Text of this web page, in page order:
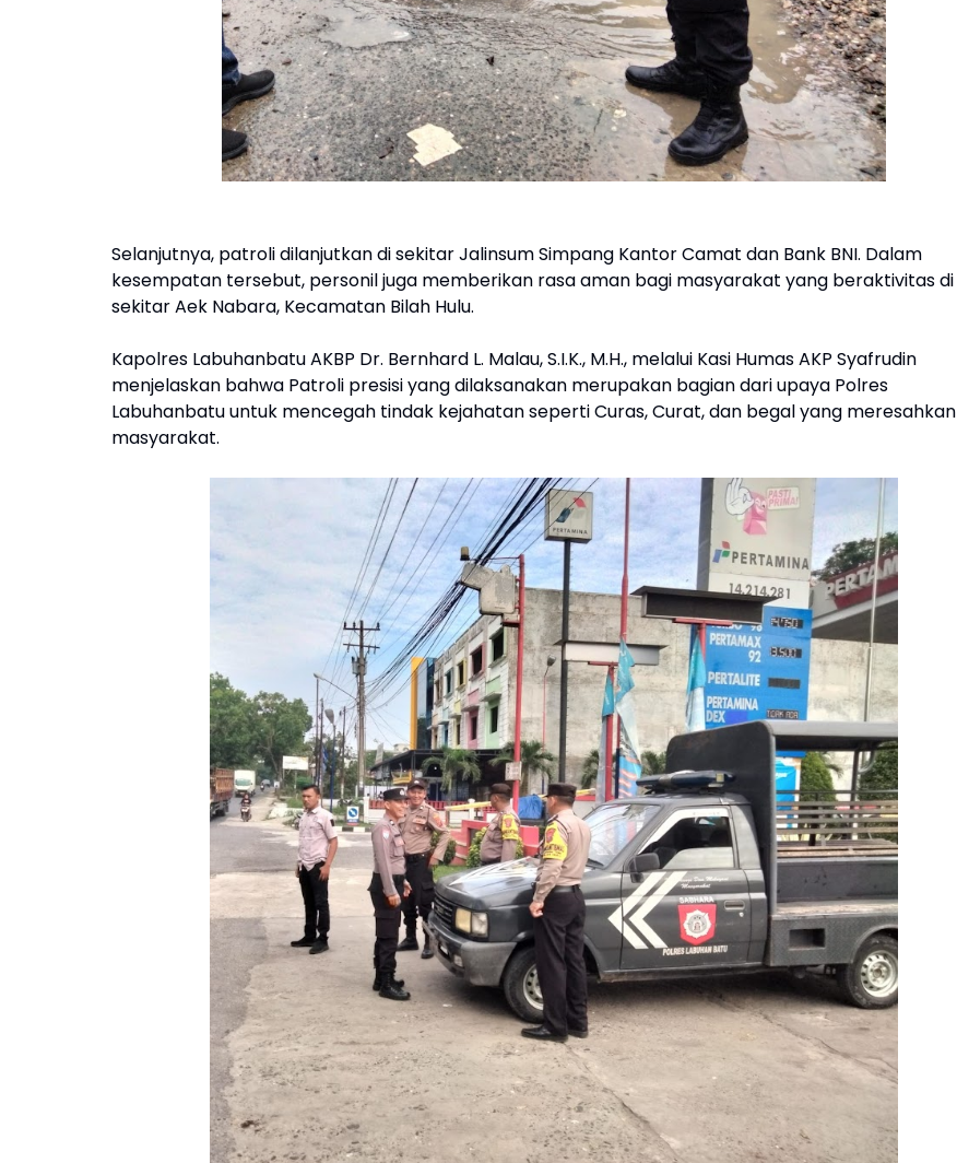
Selanjutnya, patroli dilanjutkan di sekitar Jalinsum Simpang Kantor Camat dan Bank BNI. Dalam
kesempatan tersebut, personil juga memberikan rasa aman bagi masyarakat yang beraktivitas di
sekitar Aek Nabara, Kecamatan Bilah Hulu.
Kapolres Labuhanbatu AKBP Dr. Bernhard L. Malau, S.I.K., M.H., melalui Kasi Humas AKP Syafrudin
menjelaskan bahwa Patroli presisi yang dilaksanakan merupakan bagian dari upaya Polres
Labuhanbatu untuk mencegah tindak kejahatan seperti Curas, Curat, dan begal yang meresahkan
masyarakat.